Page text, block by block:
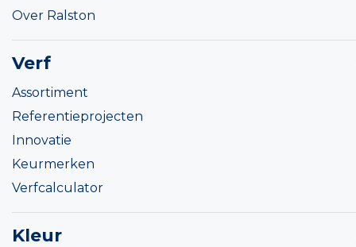
Over Ralston
Verf
Assortiment
Referentieprojecten
Innovatie
Keurmerken
Verfcalculator
Kleur